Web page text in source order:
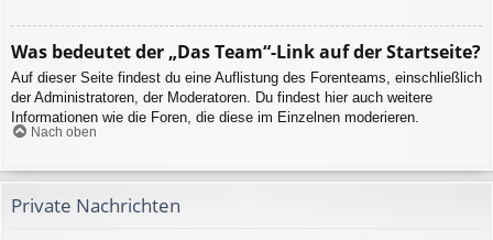
Was bedeutet der „Das Team“-Link auf der Startseite?
Auf dieser Seite findest du eine Auflistung des Forenteams, einschließlich
der Administratoren, der Moderatoren. Du findest hier auch weitere
Informationen wie die Foren, die diese im Einzelnen moderieren.
Nach oben
Private Nachrichten